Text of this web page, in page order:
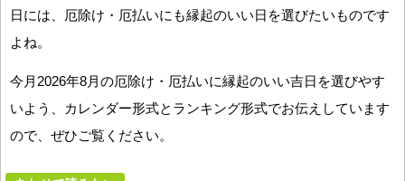
日には、厄除け・厄払いにも縁起のいい日を選びたいものです
よね。
今月2026年8月の厄除け・厄払いに縁起のいい吉日を選びやす
いよう、カレンダー形式とランキング形式でお伝えしています
ので、ぜひご覧ください。